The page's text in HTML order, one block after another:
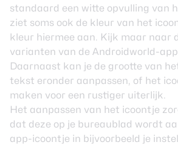
standaard een witte opvulling van
ziet soms ook de kleur van het
kleur hiermee aan. Kijk maar naar
varianten van de Androidworld-
Daarnaast kan je de grootte van
tekst eronder aanpassen, of het
maken voor een rustiger uiterlijk.
Het aanpassen van het icoontje
dat deze op je bureaublad wordt
app-icoontje in bijvoorbeeld je